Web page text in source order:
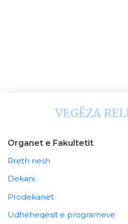
VEGËZA
Organet e Fakultetit
Rreth nesh
Dekani
Prodekanët
Udhëheqësit e programeve